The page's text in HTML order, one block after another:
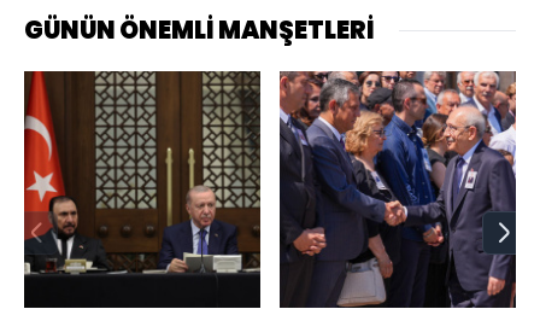
GÜNÜN ÖNEMLİ MANŞETLERİ